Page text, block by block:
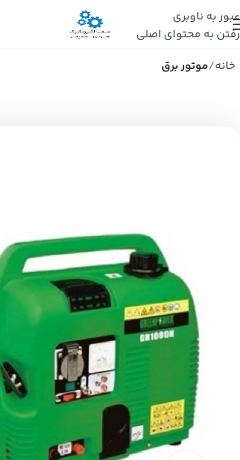
عبور به ناوبری
رفتن به محتوای اصلی
خانه موتور برق